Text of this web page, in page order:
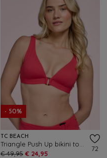
- 50%
TC BEACH
€ 49,95 € 24,95
72